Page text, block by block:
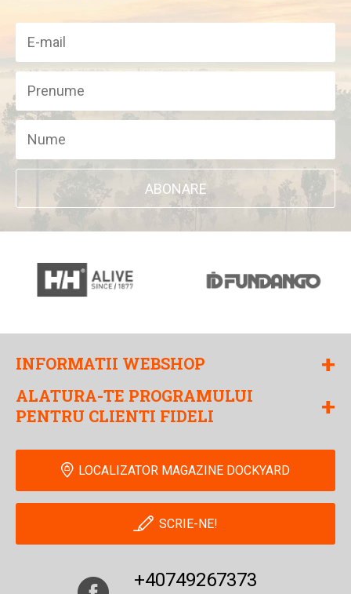
ABONARE
INFORMATII WEBSHOP +
ALATURA-TE PROGRAMULUI
PENTRU CLIENTI FIDELI
+
LOCALIZATOR MAGAZINE DOCKYARD
+40749267373
SCRIE-NE!